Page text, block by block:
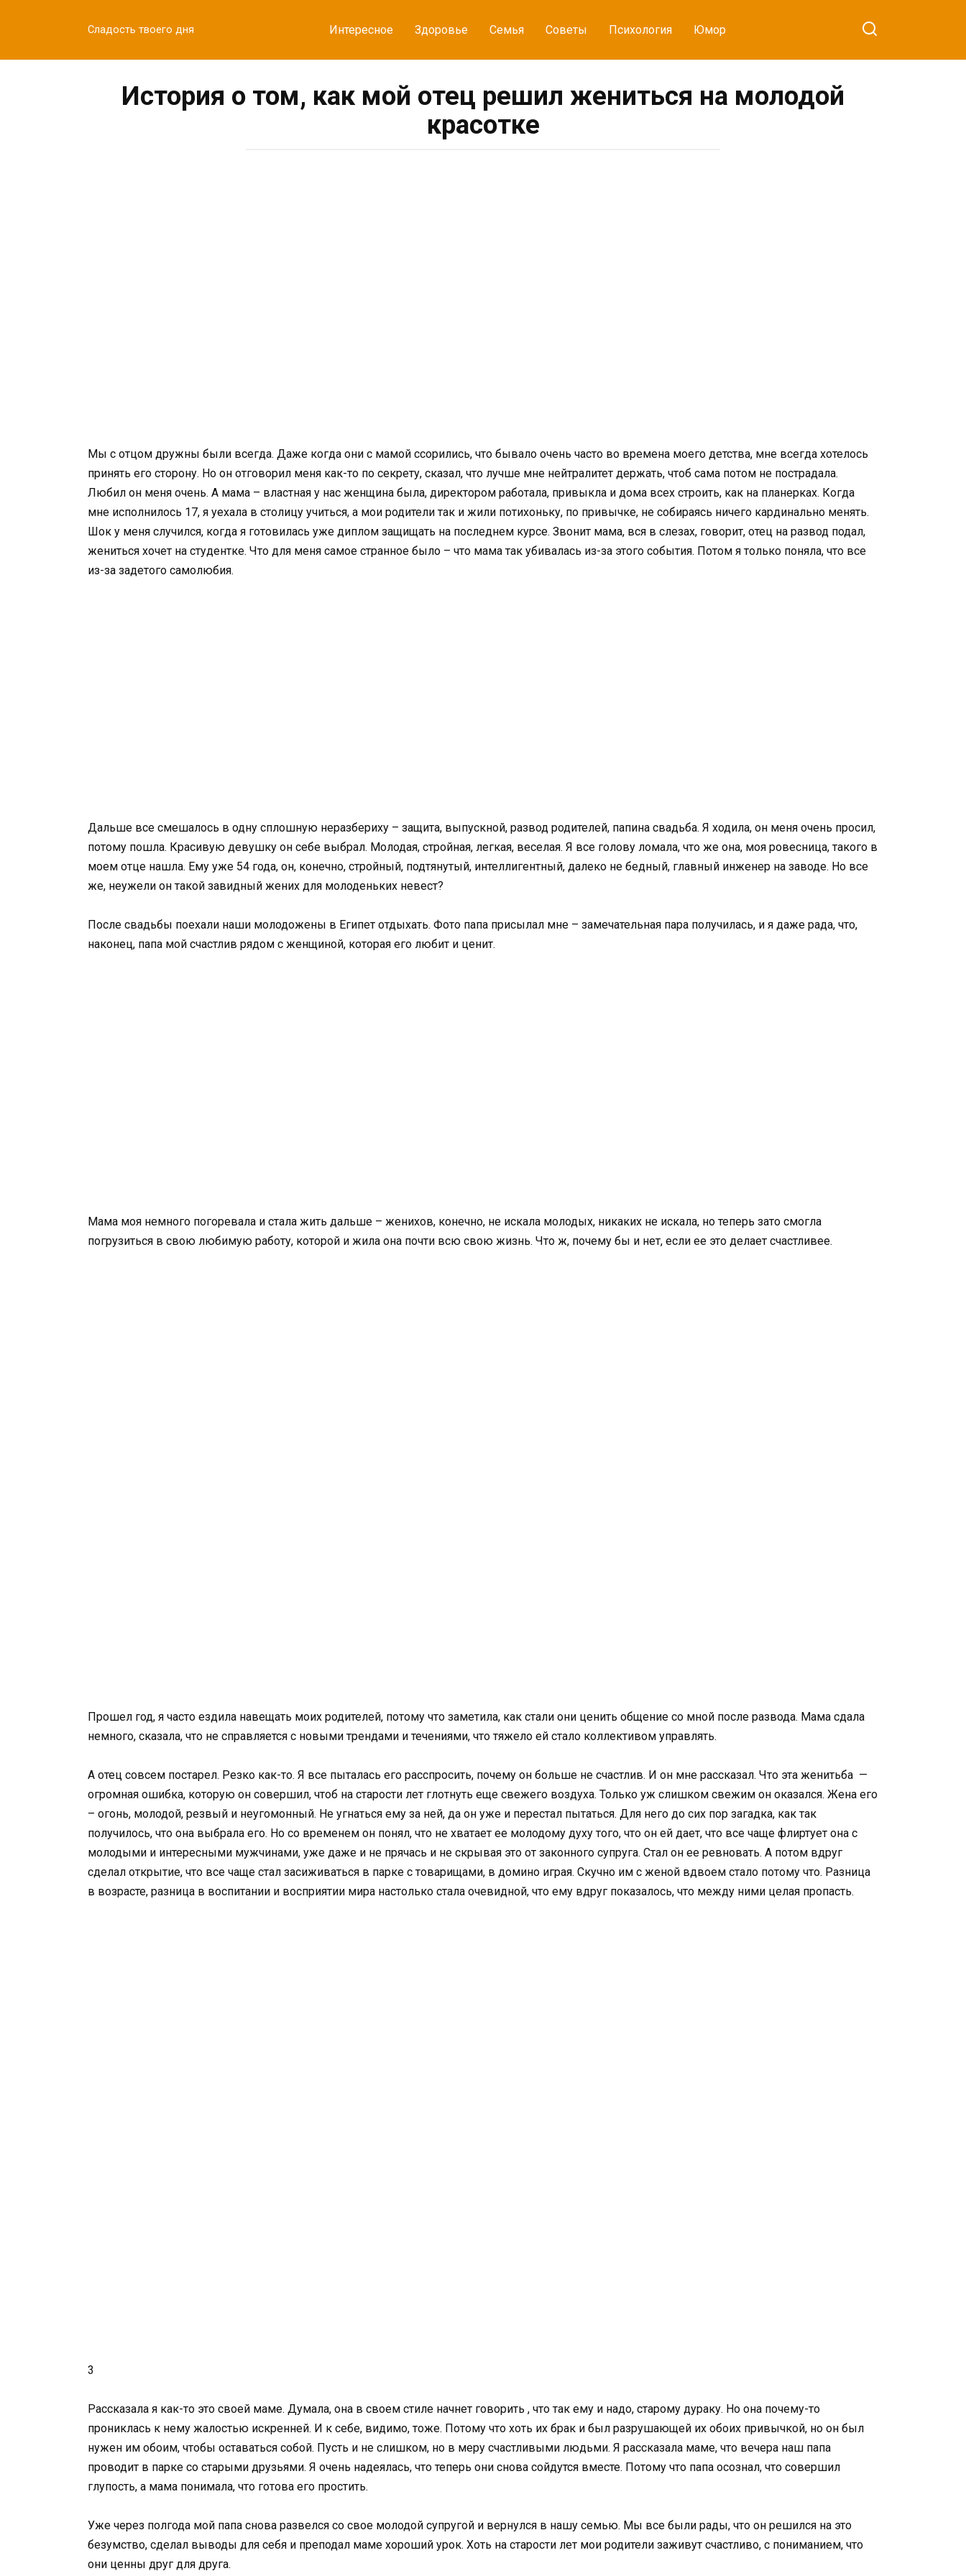
Сладость твоего дня Интересное Здоровье Семья Советы Психология Юмор
История о том, как мой отец решил жениться на молодой
красотке
Мы с отцом дружны были всегда. Даже когда они с мамой ссорились, что бывало очень часто во времена моего детства, мне всегда хотелось
принять его сторону. Но он отговорил меня как-то по секрету, сказал, что лучше мне нейтралитет держать, чтоб сама потом не пострадала.
Любил он меня очень. А мама – властная у нас женщина была, директором работала, привыкла и дома всех строить, как на планерках. Когда
мне исполнилось 17, я уехала в столицу учиться, а мои родители так и жили потихоньку, по привычке, не собираясь ничего кардинально менять.
Шок у меня случился, когда я готовилась уже диплом защищать на последнем курсе. Звонит мама, вся в слезах, говорит, отец на развод подал,
жениться хочет на студентке. Что для меня самое странное было – что мама так убивалась из-за этого события. Потом я только поняла, что все
из-за задетого самолюбия.
Дальше все смешалось в одну сплошную неразбериху – защита, выпускной, развод родителей, папина свадьба. Я ходила, он меня очень просил,
потому пошла. Красивую девушку он себе выбрал. Молодая, стройная, легкая, веселая. Я все голову ломала, что же она, моя ровесница, такого в
моем отце нашла. Ему уже 54 года, он, конечно, стройный, подтянутый, интеллигентный, далеко не бедный, главный инженер на заводе. Но все
же, неужели он такой завидный жених для молоденьких невест?
После свадьбы поехали наши молодожены в Египет отдыхать. Фото папа присылал мне – замечательная пара получилась, и я даже рада, что,
наконец, папа мой счастлив рядом с женщиной, которая его любит и ценит.
Мама моя немного погоревала и стала жить дальше – женихов, конечно, не искала молодых, никаких не искала, но теперь зато смогла
погрузиться в свою любимую работу, которой и жила она почти всю свою жизнь. Что ж, почему бы и нет, если ее это делает счастливее.
Прошел год, я часто ездила навещать моих родителей, потому что заметила, как стали они ценить общение со мной после развода. Мама сдала
немного, сказала, что не справляется с новыми трендами и течениями, что тяжело ей стало коллективом управлять.
А отец совсем постарел. Резко как-то. Я все пыталась его расспросить, почему он больше не счастлив. И он мне рассказал. Что эта женитьба —
огромная ошибка, которую он совершил, чтоб на старости лет глотнуть еще свежего воздуха. Только уж слишком свежим он оказался. Жена его
– огонь, молодой, резвый и неугомонный. Не угнаться ему за ней, да он уже и перестал пытаться. Для него до сих пор загадка, как так
получилось, что она выбрала его. Но со временем он понял, что не хватает ее молодому духу того, что он ей дает, что все чаще флиртует она с
молодыми и интересными мужчинами, уже даже и не прячась и не скрывая это от законного супруга. Стал он ее ревновать. А потом вдруг
сделал открытие, что все чаще стал засиживаться в парке с товарищами, в домино играя. Скучно им с женой вдвоем стало потому что. Разница
в возрасте, разница в воспитании и восприятии мира настолько стала очевидной, что ему вдруг показалось, что между ними целая пропасть.
3
Рассказала я как-то это своей маме. Думала, она в своем стиле начнет говорить , что так ему и надо, старому дураку. Но она почему-то
прониклась к нему жалостью искренней. И к себе, видимо, тоже. Потому что хоть их брак и был разрушающей их обоих привычкой, но он был
нужен им обоим, чтобы оставаться собой. Пусть и не слишком, но в меру счастливыми людьми. Я рассказала маме, что вечера наш папа
проводит в парке со старыми друзьями. Я очень надеялась, что теперь они снова сойдутся вместе. Потому что папа осознал, что совершил
глупость, а мама понимала, что готова его простить.
Уже через полгода мой папа снова развелся со свое молодой супругой и вернулся в нашу семью. Мы все были рады, что он решился на это
безумство, сделал выводы для себя и преподал маме хороший урок. Хоть на старости лет мои родители заживут счастливо, с пониманием, что
они ценны друг для друга.